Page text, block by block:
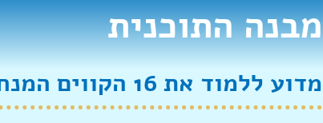
מבנה התוכנית
מדוע ללמוד את 16 הקווים המנחים לחיים מאושרים?